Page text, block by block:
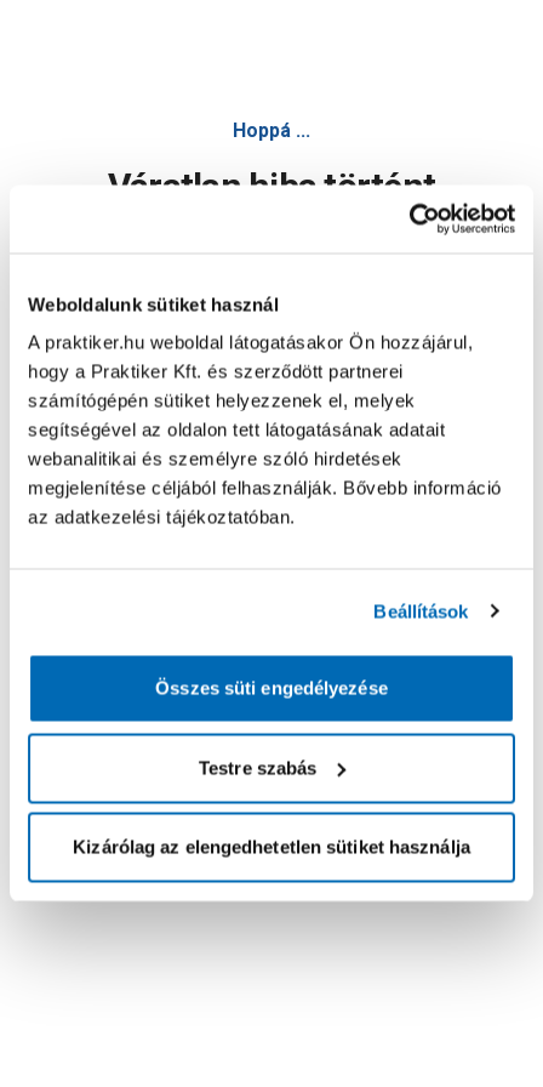
Weboldalunk sütiket használ
A praktiker.hu weboldal látogatásakor Ön hozzájárul,
hogy a Praktiker Kft. és szerződött partnerei
számítógépén sütiket helyezzenek el, melyek
segítségével az oldalon tett látogatásának adatait
webanalitikai és személyre szóló hirdetések
megjelenítése céljából felhasználják. Bővebb információ
az adatkezelési tájékoztatóban.
Beállítások
Összes süti engedélyezése
Testre szabás
Kizárólag az elengedhetetlen sütiket használja
Hoppá ...
Váratlan hiba történt
Oldal újratöltése